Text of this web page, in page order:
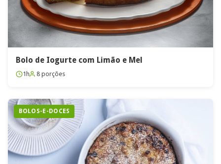
Bolo de Iogurte com Limão e Mel
1h 8 porções
BOLOS-E-DOCES